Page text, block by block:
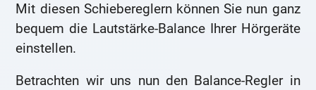
Mit diesen Schiebereglern können Sie nun ganz
bequem die Lautstärke-Balance Ihrer Hörgeräte
einstellen.
Betrachten wir uns nun den Balance-Regler in